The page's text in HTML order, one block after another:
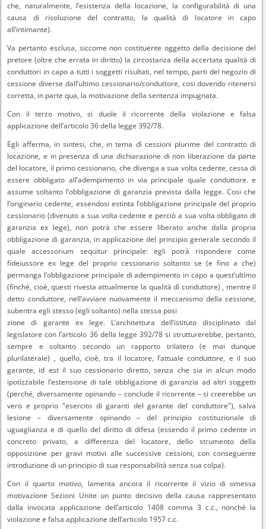
che, naturalmente, l’esistenza della locazione, la configurabilità di una
causa di risoluzione del contratto, la qualità di locatore in capo
all’intimante).
Va pertanto esclusa, siccome non costituente oggetto della decisione del
pretore (oltre che errata in diritto) la circostanza della accertata qualità di
conduttori in capo a tutti i soggetti risultati, nel tempo, parti del negozio di
cessione diverse dall’ultimo cessionario/conduttore, cosi dovendo ritenersi
corretta, in parte qua, la motivazione della sentenza impugnata.
Con il terzo motivo, si duole il ricorrente della violazione e falsa
applicazione dell’articolo 36 della legge 392/78.
Egli afferma, in sintesi, che, in tema dì cessioni plurime del contratto di
locazione, e in presenza dì una dichiarazione di non liberazione da parte
del locatore, il primo cessionario, che divenga a sua volta cedente, cessa di
essere obbligato all’adempimento in via principale quale conduttore. e
assume soltanto l’obbligazione di garanzia prevista dalla legge. Cosi che
l’originario cedente, essendosi estinta l’obbligazione principale del proprio
cessionario (divenuto a sua volta cedente e perciò a sua volta obbligato di
garanzia ex lege), non potrà che essere liberato anche dalla propria
obbligazione di garanzia, in applicazione del principio generale secondo il
quale accessorium sequitur principale: egli potrà rispondere come
fideiussore ex lege del proprio cessionario soltanto se (e fino a che)
permanga l’obbligazione principale di adempimento in capo a quest’ultímo
(fínché, cioè, questi rivesta attualmente la qualità dì conduttore) , mentre il
detto conduttore, nell’avviare nuovamente il meccanismo della cessione,
subentra egli stesso (egli soltanto) nella stessa posi
zione di garante ex lege. L’architettura dell’istituto disciplinato dal
legislatore con l’articolo 36 della legge 392/78 si strutturerebbe, pertanto,
sempre e soltanto secondo un rapporto trilatero (e mai dunque
plurilaterale) , quello, cioè, tra il locatore, l’attuale conduttore, e il suo
garante, id est il suo cessionario diretto, senza che sia in alcun modo
ipotìzzabile l’estensione di tale obbligazione di garanzia ad altri soggetti
(perché, diversamente opinando – conclude il ricorrente – si creerebbe un
vero e proprio "esercito di garanti del garante del conduttore"), salva
lesione – diversamente opinando – del principio costituzionale di
uguaglianza e di quello del diritto di difesa (essendo il primo cedente in
concreto privato, a differenza del locatore, dello strumento della
opposizione per gravi motivi alle successive cessioni, con conseguente
introduzione di un principio di sua responsabilità senza sua colpa).
Con il quarto motivo, lamenta ancora il ricorrente il vizio di omessa
motivazíone Sezioni Unite un punto decisivo della causa rappresentato
dalla invocata applicazione dell’articolo 1408 comma 3 c.c., nonché la
violazione e falsa applicazione dell’articolo 1957 c.c.